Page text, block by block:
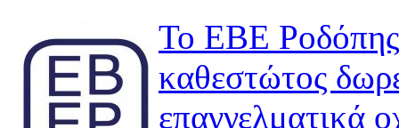
Το ΕΒΕ Ροδόπης
καθεστώτος
επαγγελματικά